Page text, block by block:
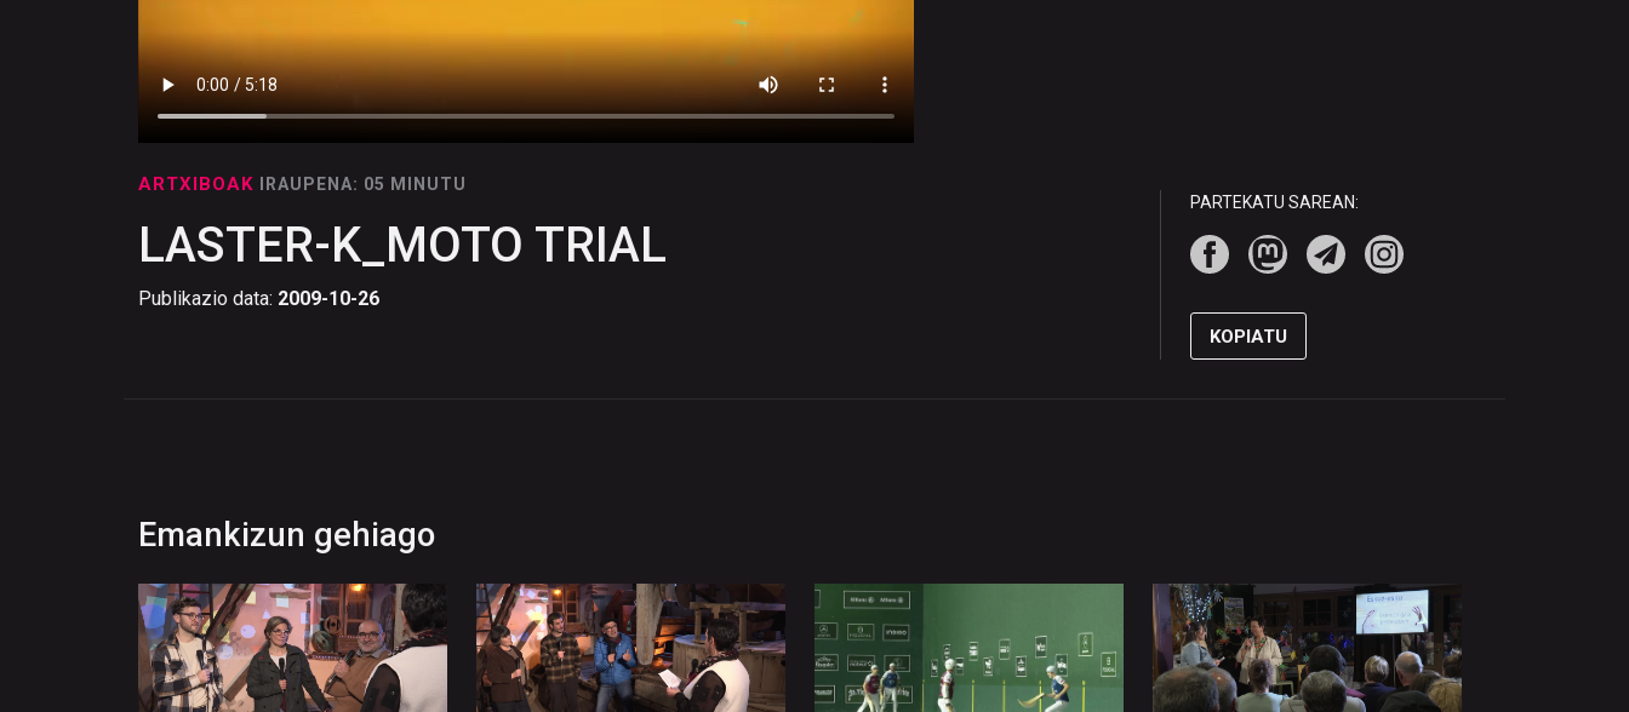
ARTXIBOAK IRAUPENA: 05 MINUTU
LASTER-K_MOTO TRIAL
Publikazio data: 2009-10-26
PARTEKATU SAREAN:
KOPIATU
Emankizun gehiago